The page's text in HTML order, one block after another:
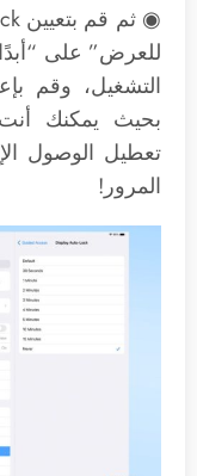
التشغيل، وقم
بحيث يمكنك
تعطيل الوصول
المرور!